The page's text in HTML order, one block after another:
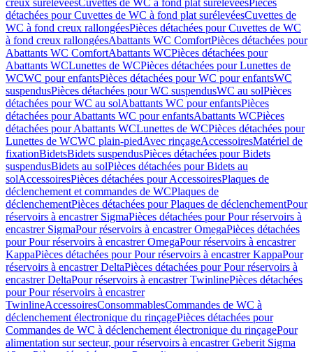
creux surélevéesCuvettes de WC à fond plat surélevéesPièces
détachées pour Cuvettes de WC à fond plat surélevéesCuvettes de
WC à fond creux rallongéesPièces détachées pour Cuvettes de WC
à fond creux rallongéesAbattants WC ComfortPièces détachées pour
Abattants WC ComfortAbattants WCPièces détachées pour
Abattants WCLunettes de WCPièces détachées pour Lunettes de
WCWC pour enfantsPièces détachées pour WC pour enfantsWC
suspendusPièces détachées pour WC suspendusWC au solPièces
détachées pour WC au solAbattants WC pour enfantsPièces
détachées pour Abattants WC pour enfantsAbattants WCPièces
détachées pour Abattants WCLunettes de WCPièces détachées pour
Lunettes de WCWC plain-piedAvec rinçageAccessoiresMatériel de
fixationBidetsBidets suspendusPièces détachées pour Bidets
suspendusBidets au solPièces détachées pour Bidets au
solAccessoiresPièces détachées pour AccessoiresPlaques de
déclenchement et commandes de WCPlaques de
déclenchementPièces détachées pour Plaques de déclenchementPour
réservoirs à encastrer SigmaPièces détachées pour Pour réservoirs à
encastrer SigmaPour réservoirs à encastrer OmegaPièces détachées
pour Pour réservoirs à encastrer OmegaPour réservoirs à encastrer
KappaPièces détachées pour Pour réservoirs à encastrer KappaPour
réservoirs à encastrer DeltaPièces détachées pour Pour réservoirs à
encastrer DeltaPour réservoirs à encastrer TwinlinePièces détachées
pour Pour réservoirs à encastrer
TwinlineAccessoiresConsommablesCommandes de WC à
déclenchement électronique du rinçagePièces détachées pour
Commandes de WC à déclenchement électronique du rinçagePour
alimentation sur secteur, pour réservoirs à encastrer Geberit Sigma